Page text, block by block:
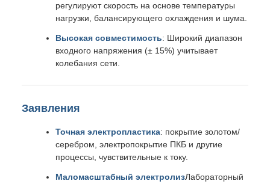
регулируют скорость на основе температуры
нагрузки, балансирующего охлаждения и шума.
Высокая совместимость: Широкий диапазон
входного напряжения (± 15%) учитывает
колебания сети.
Заявления
Точная электропластика: покрытие золотом/
серебром, электропокрытие ПКБ и другие
процессы, чувствительные к току.
Маломасштабный электролизЛабораторный